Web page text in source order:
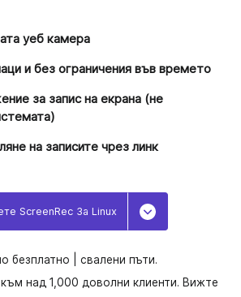
уеб камера
и без ограничения във времето
за запис на екрана (не
на записите чрез линк
ScreenRec За Linux
Toggle
безплатно | свалени пъти.
над 1,000 доволни клиенти. Вижте